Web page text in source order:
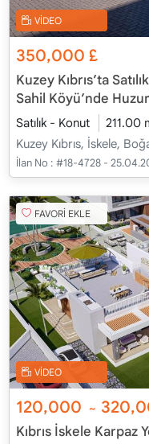
VİDEO
350,000 £
Kuzey Kıbrıs’ta
Sahil Köyü’nde
Satılık - Konut 211.00
Kuzey Kıbrıs, İskele,
İlan No : #18-4728 -
FAVORİ EKLE
VİDEO
120,000 ~
Kıbrıs İskele Karpaz